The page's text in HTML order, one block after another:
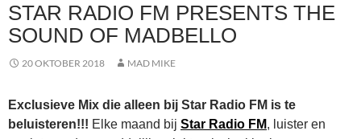
STAR RADIO FM PRESENTS THE
SOUND OF MADBELLO
20 OKTOBER 2018 MAD MIKE
Exclusieve Mix die alleen bij Star Radio FM is te
beluisteren!!! Elke maand bij Star Radio FM, luister en